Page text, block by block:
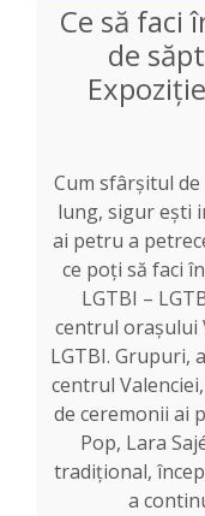
Ce să faci
de
Cum sfârșitul de
lung, sigur ești
ai petru a
ce poți să faci
LGTBI –
centrul orașului
LGTBI. Grupuri,
centrul
de ceremonii ai
Pop, Lara
tradițional,
a